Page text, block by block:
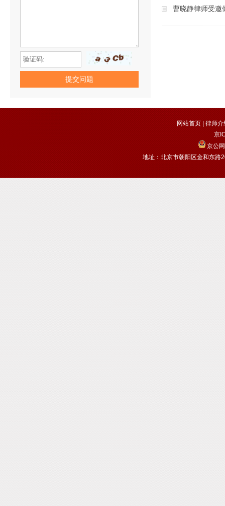
曹晓静律师受邀
网站首页| 律师介
京
京公
地址：北京市朝阳区金和东路